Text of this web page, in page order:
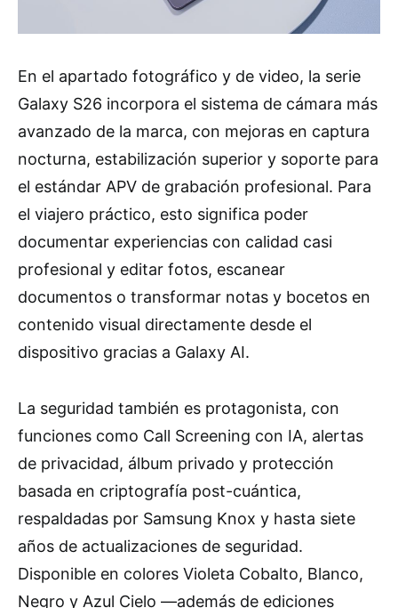
En el apartado fotográfico y de video, la serie
Galaxy S26 incorpora el sistema de cámara más
avanzado de la marca, con mejoras en captura
nocturna, estabilización superior y soporte para
el estándar APV de grabación profesional. Para
el viajero práctico, esto significa poder
documentar experiencias con calidad casi
profesional y editar fotos, escanear
documentos o transformar notas y bocetos en
contenido visual directamente desde el
dispositivo gracias a Galaxy AI.
La seguridad también es protagonista, con
funciones como Call Screening con IA, alertas
de privacidad, álbum privado y protección
basada en criptografía post-cuántica,
respaldadas por Samsung Knox y hasta siete
años de actualizaciones de seguridad.
Disponible en colores Violeta Cobalto, Blanco,
Negro y Azul Cielo —además de ediciones